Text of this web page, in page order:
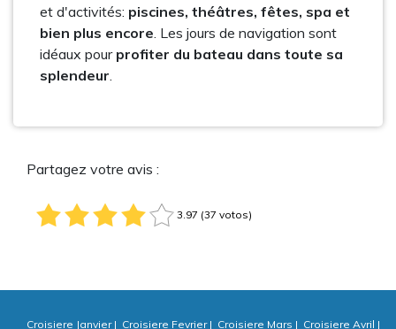
et d'activités: piscines, théâtres, fêtes, spa et
bien plus encore. Les jours de navigation sont
idéaux pour profiter du bateau dans toute sa
splendeur.
Partagez votre avis :
3.97 (37 votos)
Croisiere Janvier| Croisiere Fevrier| Croisiere Mars | Croisiere Avril |